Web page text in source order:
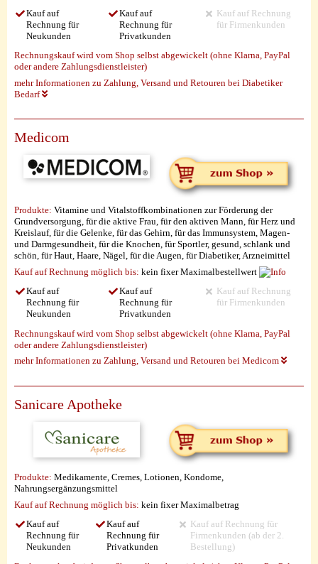
Kauf auf
Rechnung für
Neukunden
Kauf auf
Rechnung für
Privatkunden
Kauf auf Rechnung
für Firmenkunden
Rechnungskauf wird vom Shop selbst abgewickelt (ohne Klarna, PayPal
oder andere Zahlungsdienstleister)
mehr Informationen zu Zahlung, Versand und Retouren bei Diabetiker
Bedarf
Medicom
Produkte: Vitamine und Vitalstoffkombinationen zur Förderung der
Grundversorgung, für die aktive Frau, für den aktiven Mann, für Herz und
Kreislauf, für die Gelenke, für das Gehirn, für das Immunsystem, Magen-
und Darmgesundheit, für die Knochen, für Sportler, gesund, schlank und
schön, für Haut, Haare, Nägel, für die Augen, für Diabetiker, Arzneimittel
Kauf auf Rechnung möglich bis: kein fixer Maximalbestellwert
Kauf auf
Rechnung für
Neukunden
Kauf auf
Rechnung für
Privatkunden
Kauf auf Rechnung
für Firmenkunden
Rechnungskauf wird vom Shop selbst abgewickelt (ohne Klarna, PayPal
oder andere Zahlungsdienstleister)
mehr Informationen zu Zahlung, Versand und Retouren bei Medicom
Sanicare Apotheke
Produkte: Medikamente, Cremes, Lotionen, Kondome,
Nahrungsergänzungsmittel
Kauf auf Rechnung möglich bis: kein fixer Maximalbetrag
Kauf auf
Rechnung für
Neukunden
Kauf auf
Rechnung für
Privatkunden
Kauf auf Rechnung für
Firmenkunden (ab der 2.
Bestellung)